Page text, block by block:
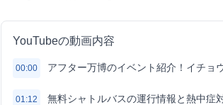
YouTubeの動画内容
00:00 アフター万博のイベント紹介！イチョ
01:12 無料シャトルバスの運行情報と熱中症